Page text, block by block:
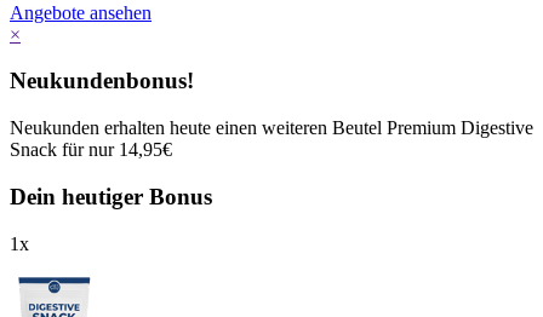
Angebote ansehen
×
Neukundenbonus!
Neukunden erhalten heute einen weiteren Beutel Premium Digestive
Snack für nur 14,95€
Dein heutiger Bonus
1x